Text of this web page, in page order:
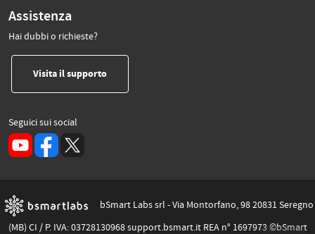
Assistenza
Hai dubbi o richieste?
Visita il supporto(si apre in un’altra scheda)
Seguici sui social
(si apre in un’altra scheda)
bSmart Labs srl - Via Montorfano, 98 20831 Seregno
(MB) CI / P. IVA: 03728130968 support.bsmart.it REA n° 1697973 ©bSmart